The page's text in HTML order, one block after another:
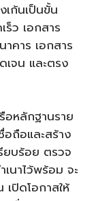
เก้นเป็นขั้น
ว เอกสาร
คาร เอกสาร
เจน และตรง
อหลักฐานราย
อถือและสร้าง
ยบร้อย ตรวจ
นาไว้พร้อม จะ
เปิดโอกาสให้